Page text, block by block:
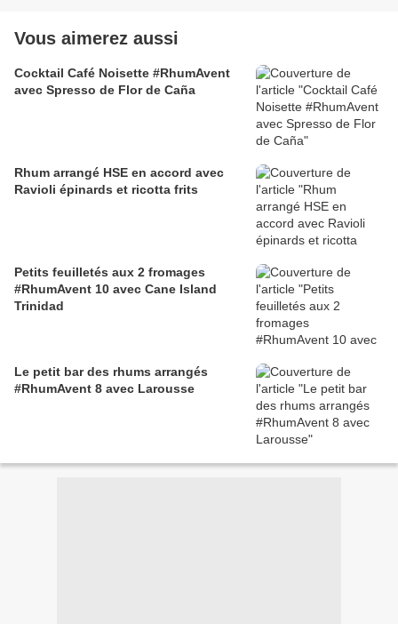
Vous aimerez aussi
Cocktail Café Noisette #RhumAvent
avec Spresso de Flor de Caña
Rhum arrangé HSE en accord avec
Ravioli épinards et ricotta frits
Petits feuilletés aux 2 fromages
#RhumAvent 10 avec Cane Island
Trinidad
Le petit bar des rhums arrangés
#RhumAvent 8 avec Larousse